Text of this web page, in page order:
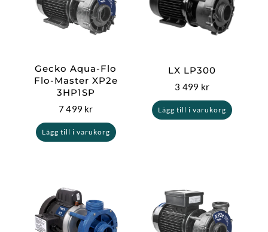
Gecko Aqua-Flo
Flo-Master XP2e
3HP1SP
7 499 kr
Lägg till i varukorg
LX LP300
3 499 kr
Lägg till i varukorg